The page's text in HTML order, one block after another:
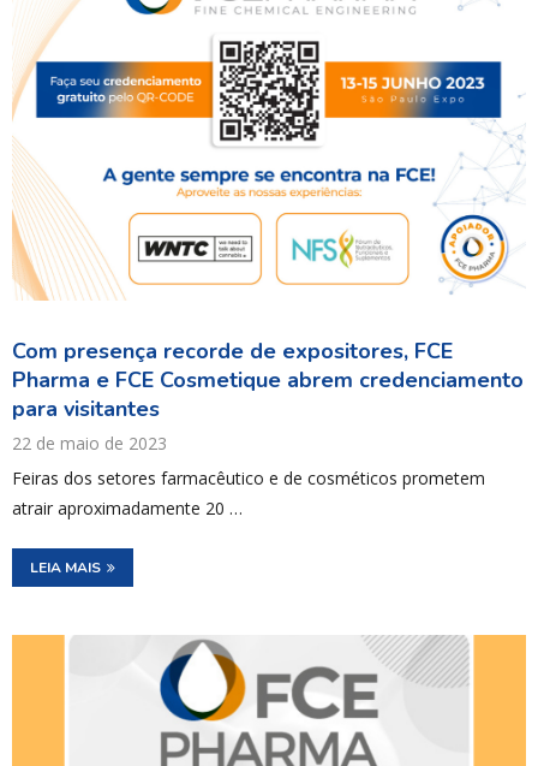
Com presença recorde de expositores, FCE
Pharma e FCE Cosmetique abrem credenciamento
para visitantes
22 de maio de 2023
Feiras dos setores farmacêutico e de cosméticos prometem
atrair aproximadamente 20 …
LEIA MAIS